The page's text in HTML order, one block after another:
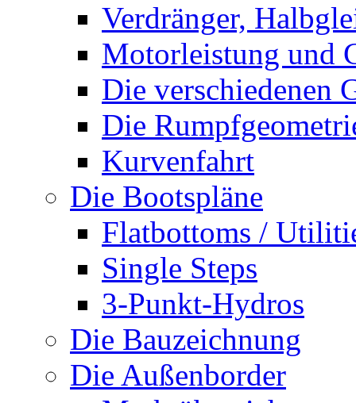
Verdränger,
Motorleistung und
Die verschiedenen
Die
Kurvenfahrt
Die Bootspläne
Flatbottoms /
Single Steps
3-Punkt-Hydros
Die Bauzeichnung
Die Außenborder